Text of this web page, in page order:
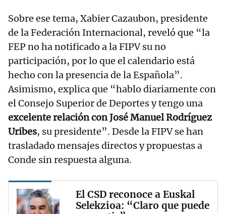
Sobre ese tema, Xabier Cazaubon, presidente
de la Federación Internacional, reveló que “la
FEP no ha notificado a la FIPV su no
participación, por lo que el calendario está
hecho con la presencia de la Española”.
Asimismo, explica que “hablo diariamente con
el Consejo Superior de Deportes y tengo una
excelente relación con José Manuel Rodríguez
Uribes, su presidente”. Desde la FIPV se han
trasladado mensajes directos y propuestas a
Conde sin respuesta alguna.
El CSD reconoce a Euskal
Selekzioa: “Claro que puede